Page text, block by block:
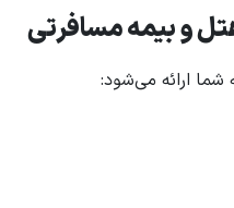
و بیمه مسافرتی
ارائه می‌شود: